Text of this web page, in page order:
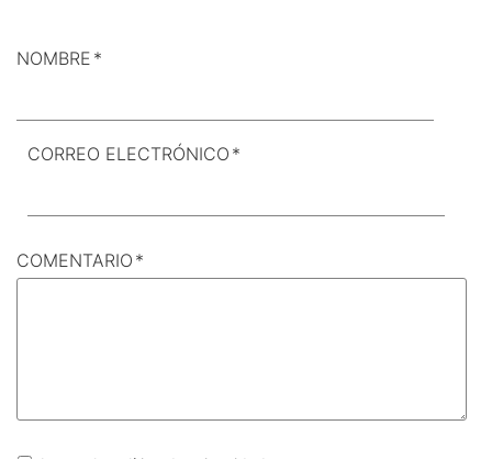
NOMBRE *
CORREO ELECTRÓNICO *
COMENTARIO *